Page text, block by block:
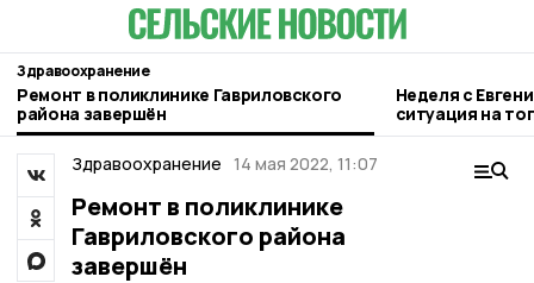
Здравоохранение
Ремонт в поликлинике Гавриловского
района завершён
Неделя с
ситуация на
городе и
Здравоохранение 14 мая 2022, 11:07
Ремонт в поликлинике
Гавриловского района
завершён